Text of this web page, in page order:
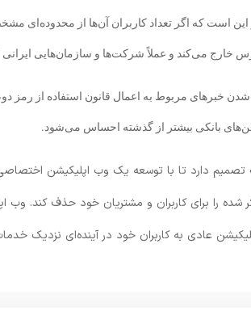
این است که اگر تعداد کاربران آن‌ها از محدوده‌ای
خارج می‌کند و عملاً شرکت‌ها و سازمان‌هایی ایرانی
شدن خبرهای مربوط به اعمال قانون استفاده از رمز
بانکی بیشتر از گذشته احساس می‌شود.
تصمیم دارد تا با توسعه یک وب اپلیکیشن اختصاصی
را برای کاربران و مشتریان خود حذف کند. وب
عادی به کاربران خود در آینده‌ای نزدیک